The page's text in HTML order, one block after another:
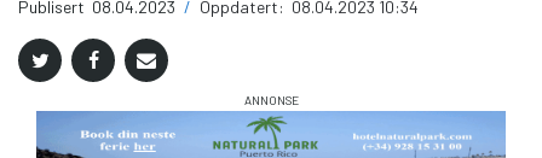
Publisert 08.04.2023 / Oppdatert: 08.04.2023 10:34